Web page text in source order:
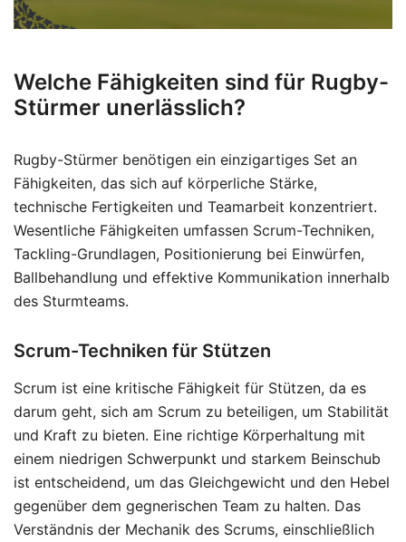
Welche Fähigkeiten sind für Rugby-
Stürmer unerlässlich?
Rugby-Stürmer benötigen ein einzigartiges Set an
Fähigkeiten, das sich auf körperliche Stärke,
technische Fertigkeiten und Teamarbeit konzentriert.
Wesentliche Fähigkeiten umfassen Scrum-Techniken,
Tackling-Grundlagen, Positionierung bei Einwürfen,
Ballbehandlung und effektive Kommunikation innerhalb
des Sturmteams.
Scrum-Techniken für Stützen
Scrum ist eine kritische Fähigkeit für Stützen, da es
darum geht, sich am Scrum zu beteiligen, um Stabilität
und Kraft zu bieten. Eine richtige Körperhaltung mit
einem niedrigen Schwerpunkt und starkem Beinschub
ist entscheidend, um das Gleichgewicht und den Hebel
gegenüber dem gegnerischen Team zu halten. Das
Verständnis der Mechanik des Scrums, einschließlich